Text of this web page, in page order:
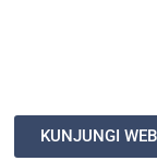
KUNJUNGI